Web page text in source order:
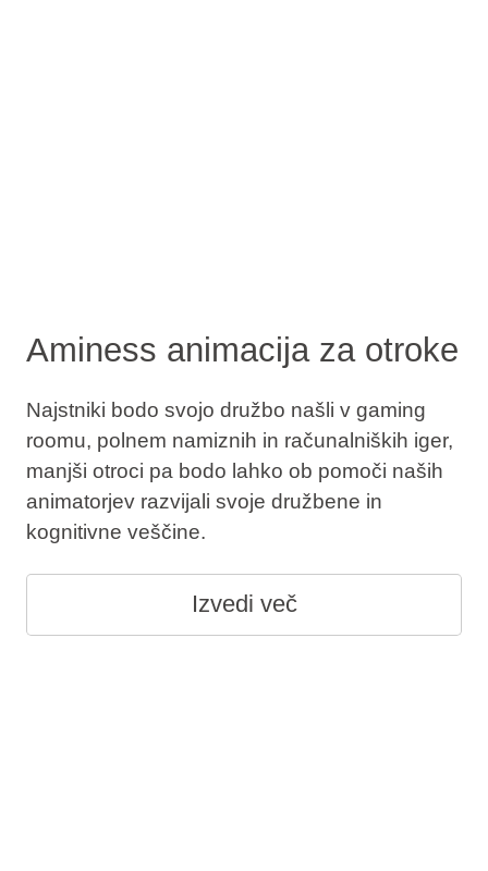
Aminess animacija za otroke
Najstniki bodo svojo družbo našli v gaming
roomu, polnem namiznih in računalniških iger,
manjši otroci pa bodo lahko ob pomoči naših
animatorjev razvijali svoje družbene in
kognitivne veščine.
Izvedi več